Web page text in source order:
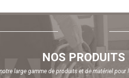
NOS PRODUITS
large gamme de produits et de matériel pour